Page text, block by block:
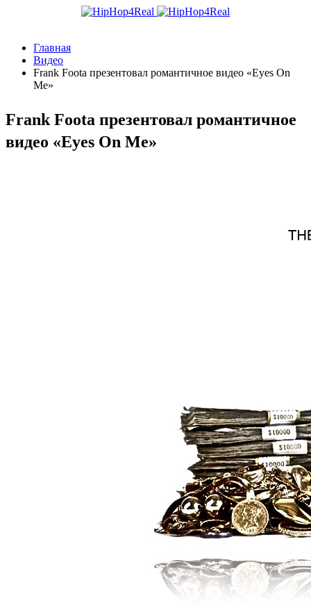
Главная
Видео
Frank Foota презентовал романтичное видео «Eyes On
Me»
Frank Foota презентовал романтичное
видео «Eyes On Me»